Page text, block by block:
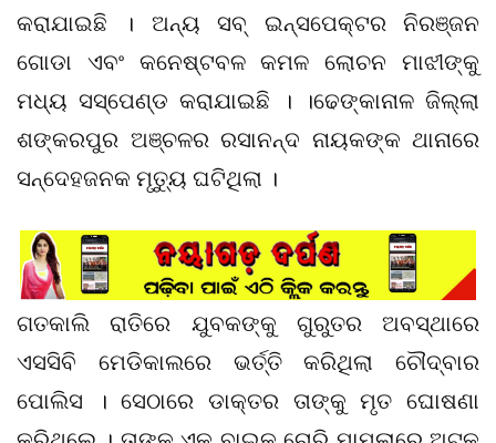
କରାଯାଇଛି । ଅନ୍ୟ ସବ୍‌ ଇନ୍ସପେକ୍ଟର ନିରଞ୍ଜନ
ଗୋଡା ଏବଂ କନେଷ୍ଟବଳ କମଳ ଲୋଚନ ମାଝୀଙ୍କୁ
ମଧ୍ୟ ସସ୍‌ପେଣ୍ଡ କରାଯାଇଛି । ।ଢେଙ୍କାନାଳ ଜିଲ୍ଲା
ଶଙ୍କରପୁର ଅଞ୍ଚଳର ରସାନନ୍ଦ ନାୟକଙ୍କ ଥାନାରେ
ସନ୍ଦେହଜନକ ମୃତ୍ୟୁ ଘଟିଥିଲା ।
ଗତକାଲି ରାତିରେ ଯୁବକଙ୍କୁ ଗୁରୁତର ଅବସ୍ଥାରେ
ଏସସିବି ମେଡିକାଲରେ ଭର୍ତ୍ତି କରିଥିଲା ଚୌଦ୍ବାର
ପୋଲିସ । ସେଠାରେ ଡାକ୍ତର ତାଙ୍କୁ ମୃତ ଘୋଷଣା